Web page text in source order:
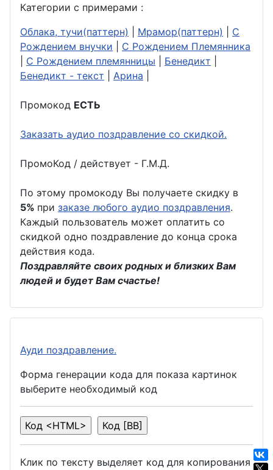
Категории с примерами :
Облака, тучи(паттерн)
Мрамор(паттерн)
С
Рождением внучки
С Рождением Племянника
С Рождением племянницы Бенедикт
Бенедикт - текст
Арина
Промокод ЕСТЬ
Заказать аудио поздравление со скидкой.
ПромоКод / действует - Г.М.Д.
По этому промокоду Вы получаете скидку в
5% при заказе любого аудио поздравления.
Каждый пользователь может оплатить со
скидкой одно поздравление до конца срока
действия кода.
Поздравляйте своих родных и близких Вам
людей и будет Вам счастье!
Ауди поздравление.
Форма генерации кода для показа картинок
выберите необходимый код
Клик по тексту выделяет код для копирования